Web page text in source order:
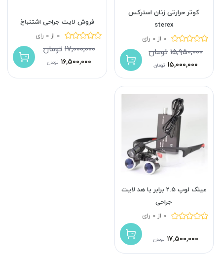
کوتر حرارتی زنان استرکس
sterex
0 از 0 رای
۱۵,۹۵۰,۰۰۰تومان
۱۵,۰۰۰,۰۰۰ تومان
فروش لایت جراحی اشتنباخ
0 از 0 رای
۱۷,۰۰۰,۰۰۰تومان
۱۶,۵۰۰,۰۰۰ تومان
عینک لوپ 2.5 برابر با هد لایت
جراحی
0 از 0 رای
۱۷,۵۰۰,۰۰۰ تومان